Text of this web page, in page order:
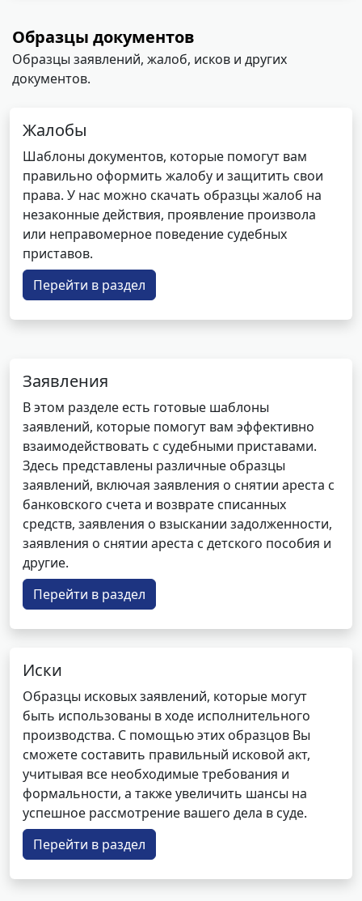
Образцы документов
Образцы заявлений, жалоб, исков и других
документов.
Жалобы
Шаблоны документов, которые помогут вам
правильно оформить жалобу и защитить свои
права. У нас можно скачать образцы жалоб на
незаконные действия, проявление произвола
или неправомерное поведение судебных
приставов.
Перейти в раздел
Заявления
В этом разделе есть готовые шаблоны
заявлений, которые помогут вам эффективно
взаимодействовать с судебными приставами.
Здесь представлены различные образцы
заявлений, включая заявления о снятии ареста с
банковского счета и возврате списанных
средств, заявления о взыскании задолженности,
заявления о снятии ареста с детского пособия и
другие.
Перейти в раздел
Иски
Образцы исковых заявлений, которые могут
быть использованы в ходе исполнительного
производства. С помощью этих образцов Вы
сможете составить правильный исковой акт,
учитывая все необходимые требования и
формальности, а также увеличить шансы на
успешное рассмотрение вашего дела в суде.
Перейти в раздел